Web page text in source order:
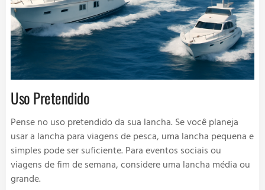
Uso Pretendido
Pense no uso pretendido da sua lancha. Se você planeja
usar a lancha para viagens de pesca, uma lancha pequena e
simples pode ser suficiente. Para eventos sociais ou
viagens de fim de semana, considere uma lancha média ou
grande.